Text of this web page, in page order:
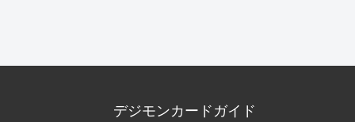
デジモンカードガイド